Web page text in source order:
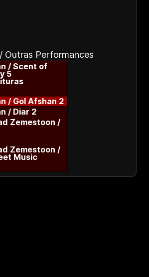
Outras Performances
/ Scent of
5
/ Gol Afshan 2
/ Diar 2
Zemestoon /
Zemestoon /
Music